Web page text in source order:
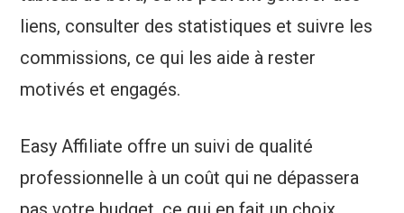
liens, consulter des statistiques et suivre les
commissions, ce qui les aide à rester
motivés et engagés.
Easy Affiliate offre un suivi de qualité
professionnelle à un coût qui ne dépassera